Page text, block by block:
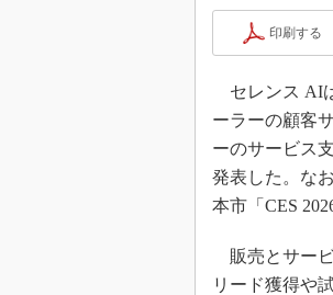
印刷する
セレンス AI
ーラーの顧客
ーのサービス
発表した。な
本市「CES
販売とサービ
リード獲得や